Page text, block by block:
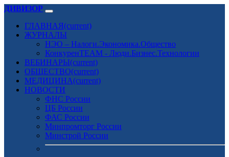
ДИВИЗОР
ГЛАВНАЯ(current)
ЖУРНАЛЫ
НЭО – Налоги.Экономика.Общество
КонкуренTEAM - Люди.Бизнес.Технологии
ВЕБИНАРЫ(current)
ОБЩЕСТВО(current)
МЕДИЦИНА(current)
НОВОСТИ
ФНС России
ЦБ России
ФАС России
Минпромторг России
Минстрой России